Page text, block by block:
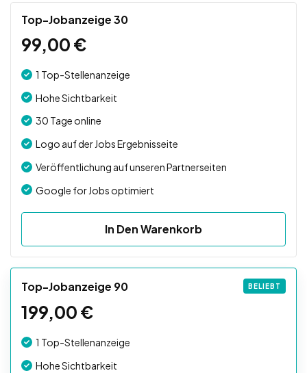
Top-Jobanzeige 30
99,00€
1 Top-Stellenanzeige
Hohe Sichtbarkeit
30 Tage online
Logo auf der Jobs Ergebnisseite
Veröffentlichung auf unseren Partnerseiten
Google for Jobs optimiert
In Den Warenkorb
Top-Jobanzeige 90 BELIEBT
199,00€
1 Top-Stellenanzeige
Hohe Sichtbarkeit